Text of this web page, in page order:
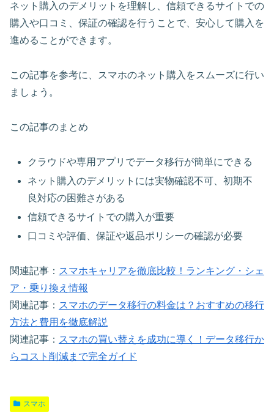
ネット購入のデメリットを理解し、信頼できるサイトでの
購入や口コミ、保証の確認を行うことで、安心して購入を
進めることができます。
この記事を参考に、スマホのネット購入をスムーズに行い
ましょう。
この記事のまとめ
クラウドや専用アプリでデータ移行が簡単にできる
ネット購入のデメリットには実物確認不可、初期不
良対応の困難さがある
信頼できるサイトでの購入が重要
口コミや評価、保証や返品ポリシーの確認が必要
関連記事： スマホキャリアを徹底比較！ランキング・シェ
ア・乗り換え情報
関連記事： スマホのデータ移行の料金は？おすすめの移行
方法と費用を徹底解説
関連記事： スマホの買い替えを成功に導く！データ移行か
らコスト削減まで完全ガイド
スマホ